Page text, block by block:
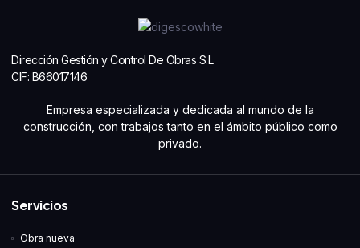
Dirección Gestión y Control De Obras S.L
CIF: B66017146
Empresa especializada y dedicada al mundo de la
construcción, con trabajos tanto en el ámbito público como
privado.
Servicios
Obra nueva